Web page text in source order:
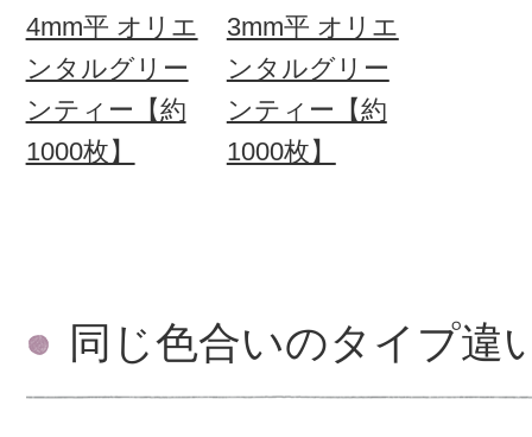
4mm平 オリエ
ンタルグリー
ンティー【約
1000枚】
3mm平 オリエ
ンタルグリー
ンティー【約
1000枚】
同じ色合いのタイプ違